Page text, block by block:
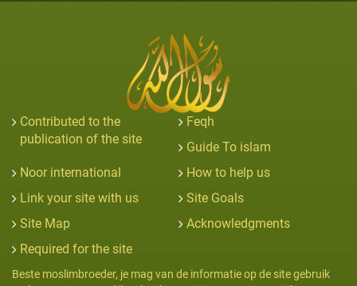
Contributed to the
publication of the site
Feqh
Guide To islam
Noor international
How to help us
Link your site with us
Site Goals
Site Map
Acknowledgments
Required for the site
Beste moslimbroeder, je mag van de informatie op de site gebruik